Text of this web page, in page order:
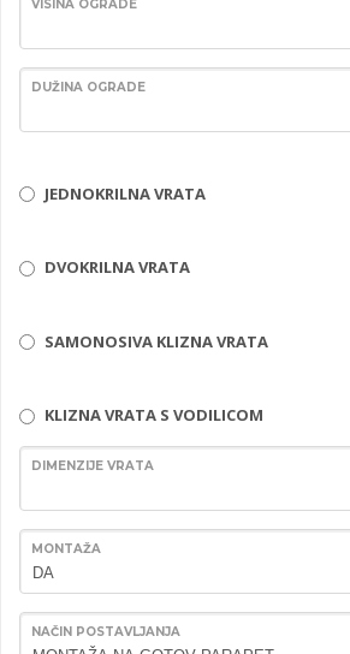
VISINA OGRADE
DUŽINA OGRADE
JEDNOKRILNA VRATA
DVOKRILNA VRATA
SAMONOSIVA KLIZNA VRATA
KLIZNA VRATA S VODILICOM
DIMENZIJE VRATA
MONTAŽA
NAČIN POSTAVLJANJA